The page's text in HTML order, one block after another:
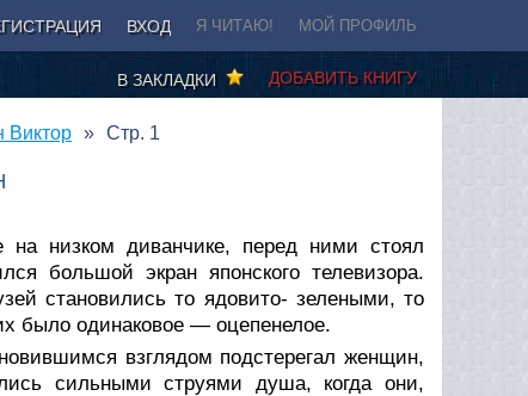
ВХОД Я ЧИТАЮ! МОЙ ПРОФИЛЬ
ДОБАВИТЬ КНИГУ
В ЗАКЛАДКИ
Виктор Стр. 1
низком диванчике, перед ними стоял
большой экран японского телевизора.
становились то ядовито- зелеными, то
было одинаковое — оцепенелое.
взглядом подстерегал женщин,
сильными струями душа, когда они,